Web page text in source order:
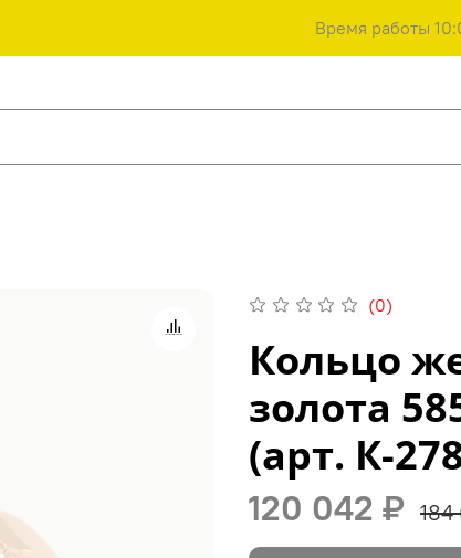
Время работы
(0)
Кольцо
золота
(арт. К-
120 042 ₽